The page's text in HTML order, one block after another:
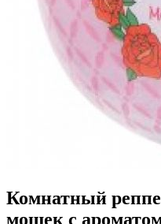
Комнатный
мошек с